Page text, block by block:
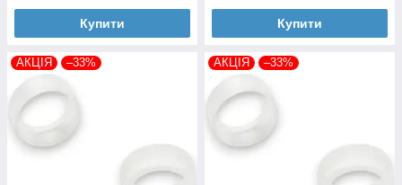
Купити Купити
АКЦІЯ –33% АКЦІЯ –33%